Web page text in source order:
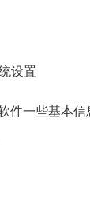
设置
件一些基本